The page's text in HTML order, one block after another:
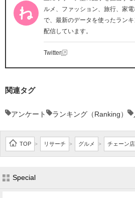
ルメ、ファッション、旅行、家
で、最新のデータを使ったラン
配信しています。
Twitter
関連タグ
アンケート ランキング（Ranking）
TOP > リサーチ > グルメ > チェーン店
Special